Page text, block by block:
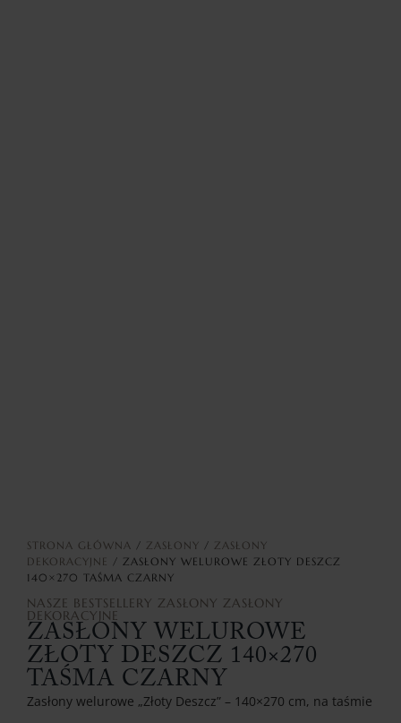
STRONA GŁÓWNA / ZASŁONY / ZASŁONY
DEKORACYJNE / ZASŁONY WELUROWE ZŁOTY DESZCZ
140×270 TAŚMA CZARNY
NASZE BESTSELLERY ZASŁONY ZASŁONY
DEKORACYJNE
ZASŁONY WELUROWE
ZŁOTY DESZCZ 140×270
TAŚMA CZARNY
Zasłony welurowe „Złoty Deszcz” – 140×270 cm, na taśmie